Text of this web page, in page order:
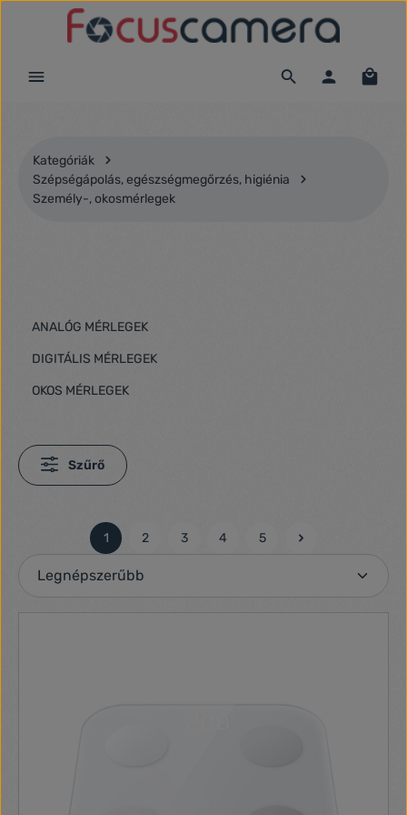
Ugrás a fő tartalomra
Kategóriák
Szépségápolás, egészségmegőrzés, higiénia
Személy-, okosmérlegek
ANALÓG MÉRLEGEK
DIGITÁLIS MÉRLEGEK
OKOS MÉRLEGEK
Szűrő
Oldal
1
Oldal
2
Oldal
3
Oldal
4
Oldal
5